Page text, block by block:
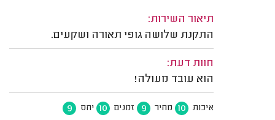
תיאור השירות:
התקנת שלושה גופי תאורה ושקעים.
חוות דעת:
הוא עובד מעולה!
איכות 10 מחיר 9 זמנים 10 יחס 9